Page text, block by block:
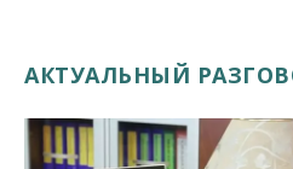
АКТУАЛЬНЫЙ